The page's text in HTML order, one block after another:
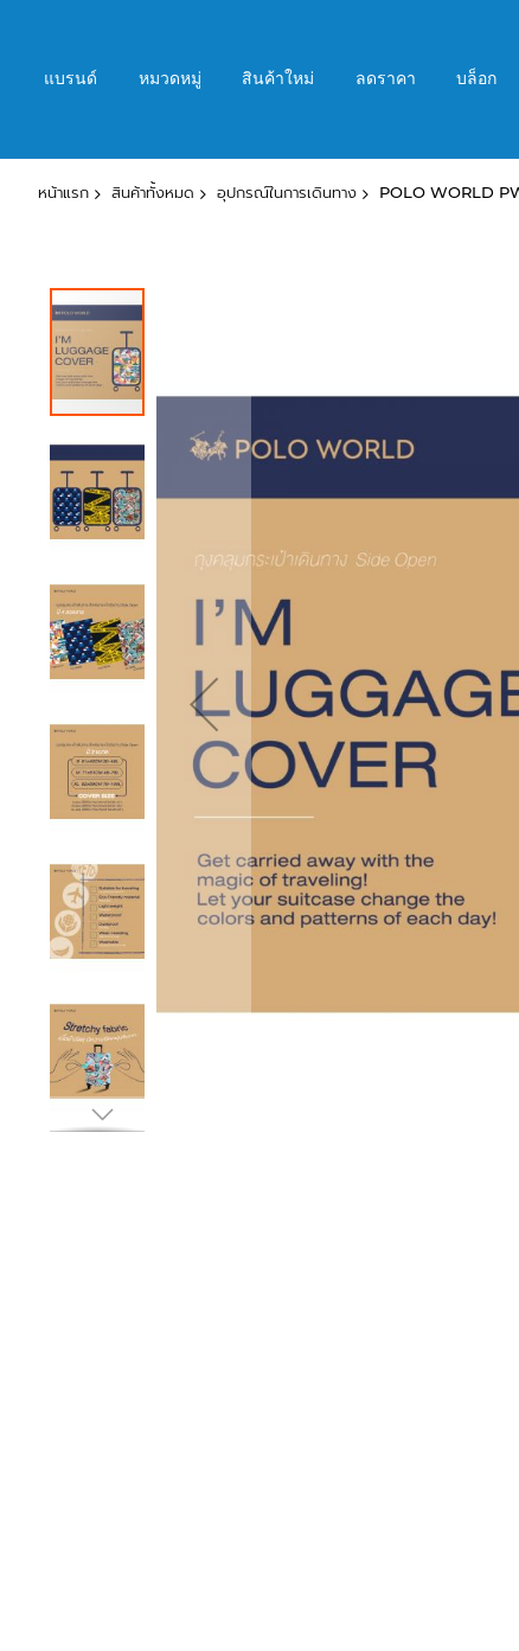
ที่แบรนด์ หมวดหมู่ สินค้าใหม่ ลดราคา บล็อก
หน้าแรก สินค้าทั้งหมด อุปกรณ์ในการเดินทาง POLO WORLD
ข้าม
ไป
ที่
ส่วน
ท้าย
ของ
แกล
รี
รูปภาพ